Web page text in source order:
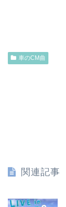
車のCM曲
関連記事